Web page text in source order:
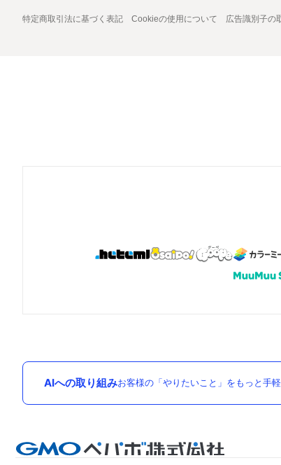
特定商取引法に基づく表記 Cookieの使用について 広告識別子の
AIへの取り組みお客様の「やりたいこと」をもっと手